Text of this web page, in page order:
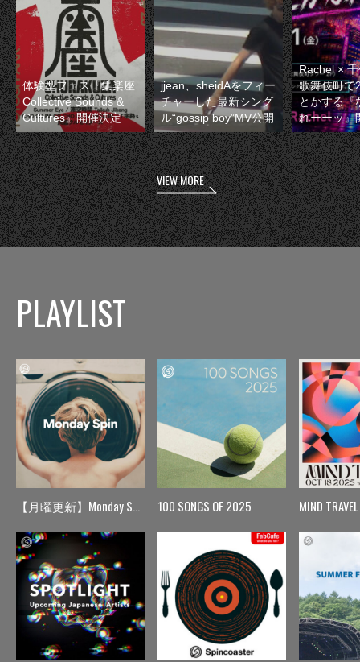
体験型フェス『集楽座
Collective Sounds &
Cultures』開催決定
jjean、sheidAをフィー
チャーした最新シング
ル“gossip boy”MV公開
Rachel ×
歌舞伎町で
とかする『
れーーッ』
VIEW MORE
PLAYLIST
【月曜更新】Monday Spin 100 SONGS OF 2025 MIND TRAVEL